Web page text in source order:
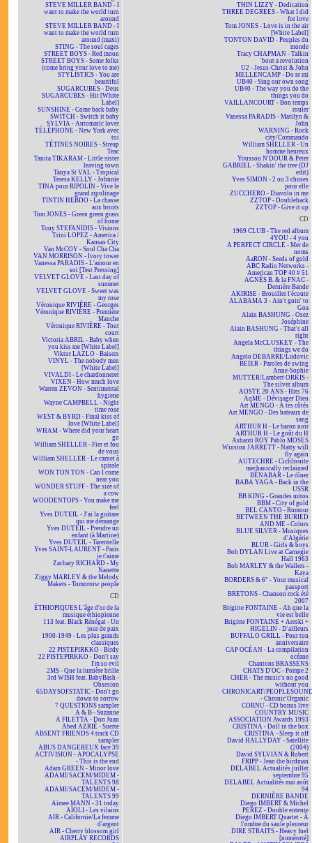
STEVE MILLER BAND - I
want to make the world turn
around
STEVE MILLER BAND - I
want to make the world turn
around (maxi)
STING - The soul cages
STREET BOYS - Red moon
STREET BOYS - Some folks
(come bring your love to me)
STYLISTICS - You are
beautiful
SUGARCUBES - Deus
SUGARCUBES - Hit [White
Label]
SUNSHINE - Come back baby
SWITCH - Switch it baby
SYLVIA - Automatic lover
TÉLÉPHONE - New York avec
toi
TÉTINES NOIRES - Streap
Teac
Tanita TIKARAM - Little sister
leaving town
Tanya St VAL - Tropical
Teresa KELLY - Johnnie
TINA pour RIPOLIN - Vive le
grand ripolinage
TINTIN HEBDO - La chasse
aux bruits
Tom JONES - Green green grass
of home
Tony STEFANIDIS - Visions
Trini LOPEZ - America /
Kansas City
Van McCOY - Soul Cha Cha
VAN MORRISON - Ivory tower
Vanessa PARADIS - L'amour en
soi [Test Pressing]
VELVET GLOVE - Last day of
summer
VELVET GLOVE - Sweet was
my rose
Véronique RIVIÈRE - Georges
Véronique RIVIÈRE - Première
Manche
Véronique RIVIÈRE - Tout
court
Victoria ABRIL - Baby when
you kiss me [White Label]
Viktor LAZLO - Baisers
VINYL - The nobody men
[White Label]
VIVALDI - Le chardonneret
VIXEN - How much love
Warren ZEVON - Sentimental
hygiene
Wayne CAMPBELL - Night
time rose
WEST & BYRD - Final kiss of
love [White Label]
WHAM - Where did your heart
go
William SHELLER - Fier et fou
de vous
William SHELLER - Le carnet à
spirale
WON TON TON - Can I come
near you
WONDER STUFF - The size of
a cow
WOODENTOPS - You make me
feel
Yves DUTEIL - J'ai la guitare
qui me démange
Yves DUTEIL - Prendre un
enfant (à Martine)
Yves DUTEIL - Tarentelle
Yves SAINT-LAURENT - Paris
je t'aime
Zachary RICHARD - My
Nanette
Ziggy MARLEY & the Melody
Makers - Tomorrow people
CD
ÉTHIOPIQUES L'âge d'or de la
musique éthiopienne
113 feat. Black Rénégat - Un
jour de paix
1900-1949 - Les plus grands
classiques
22 PISTEPIRKKO - Birdy
22 PISTEPIRKKO - Don't say
I'm so evil
2MS - Que la lumière brille
3rd WISH feat. BabyBash -
Obsesion
65DAYSOFSTATIC - Don't go
down to sorrow
7 QUESTIONS sampler
A & B - Suzanne
A FILETTA - Don Juan
Abed AZRIÉ - Suerte
ABSENT FRIENDS 4 track CD
sampler
ABUS DANGEREUX face 39
ACTIVISION - APOCALYPSE
- This is the end
Adam GREEN - Minor love
ADAMI/SACEM/MIDEM -
TALENTS 98
ADAMI/SACEM/MIDEM -
TALENTS 99
Aimee MANN - 31 today
AÏOLI - Les vilains
AIR - Californie/La femme
d'argent
AIR - Cherry blossom girl
AIRPLAY RECORDS
THIN LIZZY - Dedication
THREE DEGREES - What I did
for love
Tom JONES - Love is in the air
[White Label]
TONTON DAVID - Peuples du
monde
Tracy CHAPMAN - Talkin
'bout a revolution
U2 - Jesus-Christ & John
MELLENCAMP - Do re mi
UB40 - Sing our own song
UB40 - The way you do the
things you do
VAILLANCOURT - Bon temps
rouler
Vanessa PARADIS - Marilyn &
John
WARNING - Rock
city/Commando
William SHELLER - Un
homme heureux
Youssou N'DOUR & Peter
GABRIEL - Shakin' the tree (DJ
edit)
Yves SIMON - 2 ou 3 choses
pour elle
ZUCCHERO - Diavolo in me
ZZTOP - Doubleback
ZZTOP - Give it up
CD
1969 CLUB - The red album
4YOU - 4 you
A PERFECT CIRCLE - Mer de
noms
AaRON - Seeds of gold
ABC Radio Networks -
American TOP 40 # 51
AGNÈS B. & la FNAC -
Dernière Bande
AKIRISE - Brouiller l'écoute
ALABAMA 3 - Ain't goin' to
Goa
Alain BASHUNG - Osez
Joséphine
Alain BASHUNG - That's all
right
Angela McCLUSKEY - The
things we do
Angelo DEBARRE/Ludovic
BEIER - Paroles de swing
Anne-Sophie
MUTTER/Lambert ORKIS -
The silver album
AOSTE 20 ANS - Hits 76
AqME - Dévisager Dieu
Art MENGO - À tes côtés
Art MENGO - Des bateaux de
sang
ARTHUR H - Le baron noir
ARTHUR H - Le goût du H
Ashanti ROY Pablo MOSES
Winston JARRETT - Natty will
fly again
AUTECHRE - Cichlisuite
mechanically reclaimed
BÉNABAR - Le dîner
BABA YAGA - Back in the
USSR
BB KING - Grandes mitos
BBM - City of gold
BEL CANTO - Rumour
BETWEEN THE BURIED
AND ME - Colors
BLUE SILVER - Musiques
d'Algérie
BLUR - Girls & boys
Bob DYLAN Live at Carnegie
Hall 1963
Bob MARLEY & the Wailers -
Kaya
BORDERS & 6° - Your musical
passport
BRETONS - Chanson rock été
2007
Brigitte FONTAINE - Ah que la
vie est belle
Brigitte FONTAINE + Areski +
HIGELIN - D'ailleurs
BUFFALO GRILL - Pour ton
anniversaire
CAP OCÉAN - La compilation
océane
Chantons BRASSENS
CHATS D'OC - Pompe 2
CHER - The music's no good
without you
CHRONICART/
- Chronic'Organic
CORNU - CD bonus live
COUNTRY MUSIC
ASSOCIATION Awards 1993
CRISTINA - Doll in the box
CRISTINA - Sleep it off
David HALLYDAY - Satellite
(2004)
David SYLVIAN & Robert
FRIPP - Jean the birdman
DELABEL Actualités juillet
septembre 95
DELABEL Actualités mai août
94
DERNIÈRE BANDE
Diego IMBERT & Michel
PEREZ - Double entente
Diego IMBERT Quartet - À
l'ombre du saule pleureur
DIRE STRAITS - Heavy fuel
[numéroté]